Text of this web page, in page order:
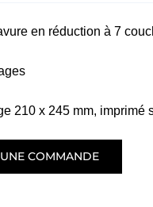
en réduction à 7
210 x 245 mm,
COMMANDE